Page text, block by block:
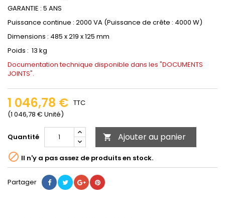
GARANTIE : 5 ANS
Puissance continue : 2000 VA (Puissance de crête : 4000 W)
Dimensions : 485 x 219 x 125 mm
Poids : 13 kg
Documentation technique disponible dans les "DOCUMENTS
JOINTS".
1 046,78 €
(1 046,78 € Unité)
TTC
Quantité  Ajouter au panier
 Il n'y a pas assez de produits en stock.
Partager